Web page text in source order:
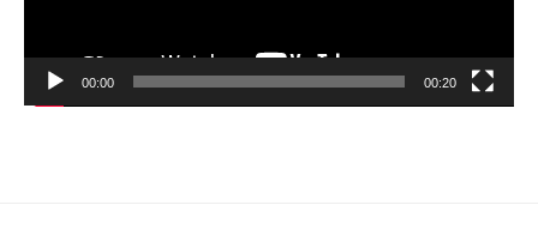
00:00 00:20